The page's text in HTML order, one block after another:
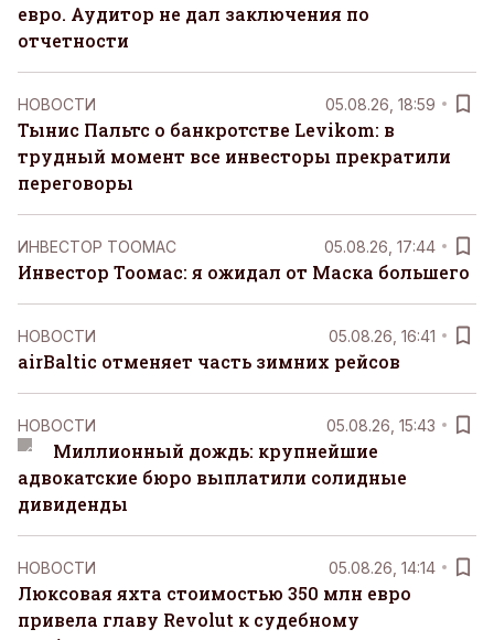
евро. Аудитор не дал заключения по
отчетности
НОВОСТИ 05.08.26, 18:59
Тынис Пальтс о банкротстве Levikom: в
трудный момент все инвесторы прекратили
переговоры
ИНВЕСТОР ТООМАС 05.08.26, 17:44
Инвестор Тоомас: я ожидал от Маска большего
НОВОСТИ 05.08.26, 16:41
airBaltic отменяет часть зимних рейсов
НОВОСТИ 05.08.26, 15:43
Миллионный дождь: крупнейшие
адвокатские бюро выплатили солидные
дивиденды
НОВОСТИ 05.08.26, 14:14
Люксовая яхта стоимостью 350 млн евро
привела главу Revolut к судебному